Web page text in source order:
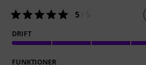
5/ 5
DRIFT
FUNKTIONER